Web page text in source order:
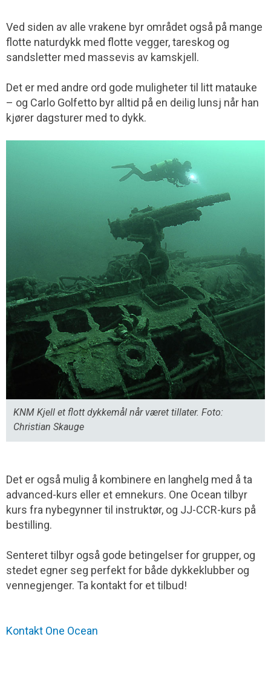
Ved siden av alle vrakene byr området også på mange
flotte naturdykk med flotte vegger, tareskog og
sandsletter med massevis av kamskjell.
Det er med andre ord gode muligheter til litt matauke
– og Carlo Golfetto byr alltid på en deilig lunsj når han
kjører dagsturer med to dykk.
KNM Kjell et flott dykkemål når været tillater. Foto:
Christian Skauge
Det er også mulig å kombinere en langhelg med å ta
advanced-kurs eller et emnekurs. One Ocean tilbyr
kurs fra nybegynner til instruktør, og JJ-CCR-kurs på
bestilling.
Senteret tilbyr også gode betingelser for grupper, og
stedet egner seg perfekt for både dykkeklubber og
vennegjenger. Ta kontakt for et tilbud!
Kontakt One Ocean